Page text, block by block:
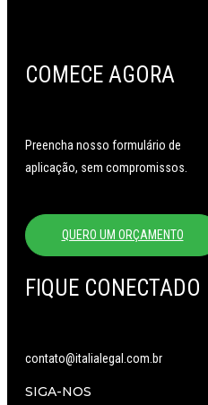
COMECE AGORA
Preencha nosso formulário de
aplicação, sem compromissos.
QUERO UM ORÇAMENTO
FIQUE CONECTADO
contato@italialegal.com.br
SIGA-NOS